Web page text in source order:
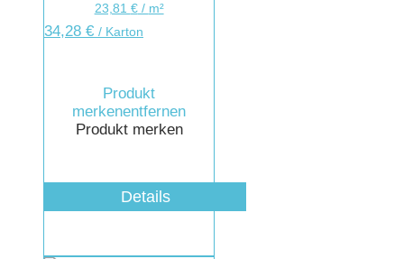
23,81 €/ m²
34,28 € / Karton
Produkt
merkenentfernen
Produkt merken
Details